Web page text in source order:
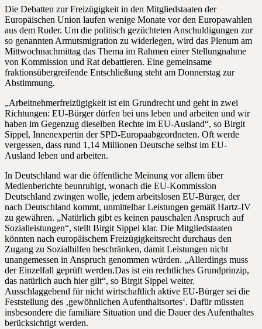
Die Debatten zur Freizügigkeit in den Mitgliedstaaten der
Europäischen Union laufen wenige Monate vor den Europawahlen
aus dem Ruder. Um die politisch gezüchteten Anschuldigungen zur
so genannten Armutsmigration zu widerlegen, wird das Plenum am
Mittwochnachmittag das Thema im Rahmen einer Stellungnahme
von Kommission und Rat debattieren. Eine gemeinsame
fraktionsübergreifende Entschließung steht am Donnerstag zur
Abstimmung.
„Arbeitnehmerfreizügigkeit ist ein Grundrecht und geht in zwei
Richtungen: EU-Bürger dürfen bei uns leben und arbeiten und wir
haben im Gegenzug dieselben Rechte im EU-Ausland“, so Birgit
Sippel, Innenexpertin der SPD-Europaabgeordneten. Oft werde
vergessen, dass rund 1,14 Millionen Deutsche selbst im EU-
Ausland leben und arbeiten.
In Deutschland war die öffentliche Meinung vor allem über
Medienberichte beunruhigt, wonach die EU-Kommission
Deutschland zwingen wolle, jedem arbeitslosen EU-Bürger, der
nach Deutschland kommt, unmittelbar Leistungen gemäß Hartz-IV
zu gewähren. „Natürlich gibt es keinen pauschalen Anspruch auf
Sozialleistungen“, stellt Birgit Sippel klar. Die Mitgliedstaaten
könnten nach europäischem Freizügigkeitsrecht durchaus den
Zugang zu Sozialhilfen beschränken, damit Leistungen nicht
unangemessen in Anspruch genommen würden. „Allerdings muss
der Einzelfall geprüft werden.Das ist ein rechtliches Grundprinzip,
das natürlich auch hier gilt“, so Birgit Sippel weiter.
Ausschlaggebend für nicht wirtschaftlich aktive EU-Bürger sei die
Feststellung des ‚gewöhnlichen Aufenthaltsortes‘. Dafür müssten
insbesondere die familiäre Situation und die Dauer des Aufenthaltes
berücksichtigt werden.